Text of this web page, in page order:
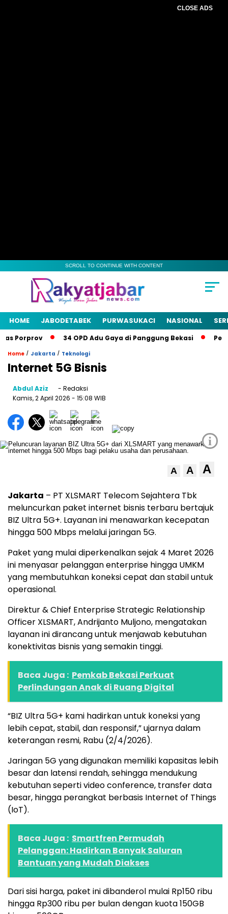
CLOSE ADS
SCROLL TO CONTINUE WITH CONTENT
HOME JABODETABEK PURWASUKACI NASIONAL
Porprov 34 OPD Adu Gaya di Panggung Bekasi
Home / Jakarta / Teknologi
Internet 5G Bisnis
Abdul Aziz
- Redaksi
Kamis, 2 April 2026 - 15:08 WIB
i
A A A
Jakarta – PT XLSMART Telecom Sejahtera Tbk
meluncurkan paket internet bisnis terbaru bertajuk
BIZ Ultra 5G+. Layanan ini menawarkan kecepatan
hingga 500 Mbps melalui jaringan 5G.
Paket yang mulai diperkenalkan sejak 4 Maret 2026
ini menyasar pelanggan enterprise hingga UMKM
yang membutuhkan koneksi cepat dan stabil untuk
operasional.
Direktur & Chief Enterprise Strategic Relationship
Officer XLSMART, Andrijanto Muljono, mengatakan
layanan ini dirancang untuk menjawab kebutuhan
konektivitas bisnis yang semakin tinggi.
Baca Juga : Pemkab Bekasi Perkuat
Perlindungan Anak di Ruang Digital
“BIZ Ultra 5G+ kami hadirkan untuk koneksi yang
lebih cepat, stabil, dan responsif,” ujarnya dalam
keterangan resmi, Rabu (2/4/2026).
Jaringan 5G yang digunakan memiliki kapasitas lebih
besar dan latensi rendah, sehingga mendukung
kebutuhan seperti video conference, transfer data
besar, hingga perangkat berbasis Internet of Things
(IoT).
Baca Juga : Smartfren Permudah
Pelanggan: Hadirkan Banyak Saluran
Bantuan yang Mudah Diakses
Dari sisi harga, paket ini dibanderol mulai Rp150 ribu
hingga Rp300 ribu per bulan dengan kuota 150GB